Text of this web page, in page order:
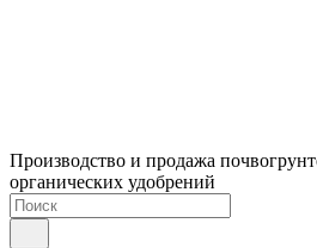
Производство и продажа
органических удобрений